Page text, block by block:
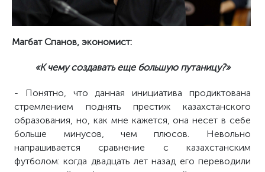
Магбат Спанов, экономист:
«К чему создавать еще большую путаницу?»
- Понятно, что данная инициатива продиктована
стремлением поднять престиж казахстанского
образования, но, как мне кажется, она несет в себе
больше минусов, чем плюсов. Невольно
напрашивается сравнение с казахстанским
футболом: когда двадцать лет назад его переводили